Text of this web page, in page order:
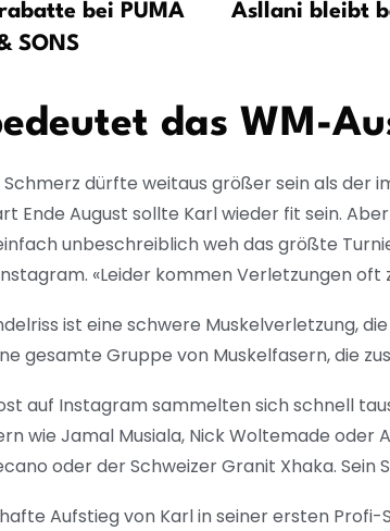
bei PUMA
SONS
Asllani bleibt
das WM-
dürfte weitaus größer sein als der
Ende August sollte Karl wieder fit sein.
unbeschreiblich weh das größte
«Leider kommen Verletzungen
ist eine schwere Muskelverletzung,
gesamte Gruppe von Muskelfasern, die
auf Instagram sammelten sich schnell
wie Jamal Musiala, Nick Woltemade oder
oder der Schweizer Granit Xhaka.
Aufstieg von Karl in seiner ersten